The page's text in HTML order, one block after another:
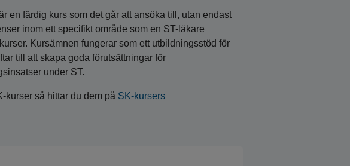
en färdig kurs som det går att ansöka till, utan endast
inom ett specifikt område som en ST-läkare
Kursämnen fungerar som ett utbildningsstöd för
till att skapa goda förutsättningar för
under ST.
kurser så hittar du dem på SK-kursers